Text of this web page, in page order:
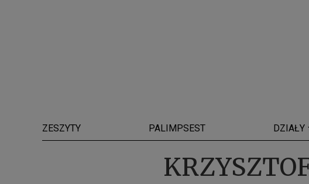
ZESZYTY PALIMPSEST DZIAŁY